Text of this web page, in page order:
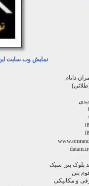
نمایش وب سایت
داتام